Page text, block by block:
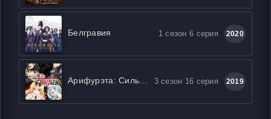
Белгравия 1 сезон 6 серия 2020
3 сезон 16 серия 2019